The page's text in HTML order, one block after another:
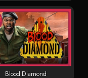
Blood Diamond